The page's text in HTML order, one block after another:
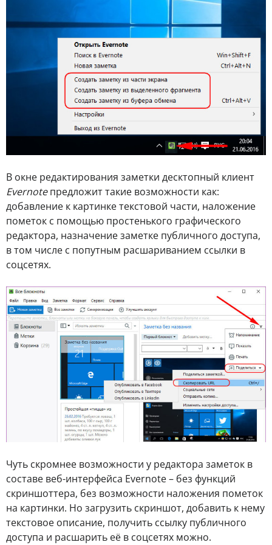
В окне редактирования заметки десктопный клиент
Evernoteпредложит такие возможности как:
добавление к картинке текстовой части, наложение
пометок с помощью простенького графического
редактора, назначение заметке публичного доступа,
в том числе с попутным расшариванием ссылки в
соцсетях.
Чуть скромнее возможности у редактора заметок в
составе веб-интерфейса Evernote – без функций
скриншоттера, без возможности наложения пометок
на картинки. Но загрузить скриншот, добавить к нему
текстовое описание, получить ссылку публичного
доступа и расшарить её в соцсетях можно.